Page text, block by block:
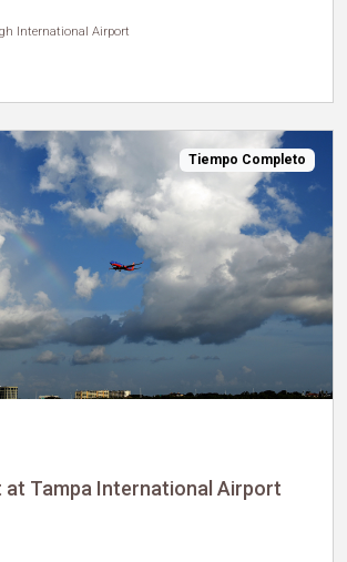
International Airport
Tiempo Completo
at Tampa International Airport